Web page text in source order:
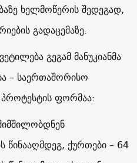
ხელმოწერის შედეგად,
გადაცემაზე.
გეგამ მანუკიანმა
– საერთაშორისო
ფორმაა:
ქურთები – 64